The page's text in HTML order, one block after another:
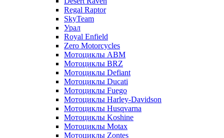
Regal Raptor
SkyTeam
Урал
Royal Enfield
Zero Motorcycles
Мотоциклы ABM
Мотоциклы BRZ
Мотоциклы Defiant
Мотоциклы Ducati
Мотоциклы Fuego
Мотоциклы Harley-Davidson
Мотоциклы Husqvarna
Мотоциклы Koshine
Мотоциклы Motax
Мотоциклы Zontes